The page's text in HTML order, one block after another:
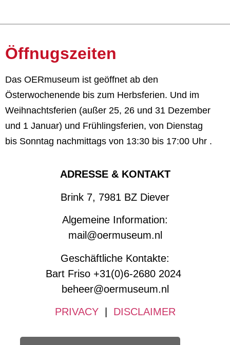
Öffnugszeiten
Das OERmuseum ist geöffnet ab den
Österwochenende bis zum Herbsferien. Und im
Weihnachtsferien (außer 25, 26 und 31 Dezember
und 1 Januar) und Frühlingsferien, von Dienstag
bis Sonntag nachmittags von 13:30 bis 17:00 Uhr .
ADRESSE & KONTAKT
Brink 7, 7981 BZ Diever
Algemeine Information:
mail@oermuseum.nl
Geschäftliche Kontakte:
Bart Friso +31(0)6-2680 2024
beheer@oermuseum.nl
PRIVACY| DISCLAIMER